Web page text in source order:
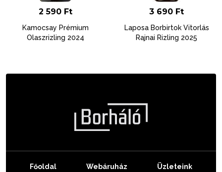
2 590 Ft
Kamocsay Prémium
Olaszrizling 2024
3 690 Ft
Laposa Borbirtok Vitorlás
Rajnai Rizling 2025
Főoldal Webáruház
Üzleteink